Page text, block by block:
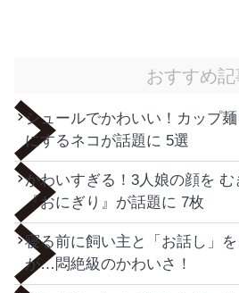
おすすめ記
シュールでかわいい！カップ
にするネコが話題に 5選
かわいすぎる！3人娘の顔を
『おにぎり』が話題に 7枚
寝る前に飼い主と「お話し」
が…悶絶級のかわいさ！